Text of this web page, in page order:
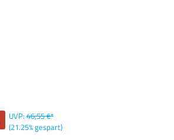
UVP: 46,55 €*
(21.25% gespart)